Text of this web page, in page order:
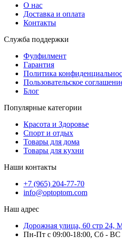
О нас
Доставка и оплата
Контакты
Служба поддержки
Фулфилмент
Гарантия
Политика
Пользовательское
Блог
Популярные категории
Красота и Здоровье
Спорт и отдых
Товары для дома
Товары для кухни
Наши контакты
+7 (965) 204-77-70
info@optoptom.com
Наш адрес
Дорожная улица, 60 стр 24,
Пн-Пт с 09:00-18:00, Сб - ВС